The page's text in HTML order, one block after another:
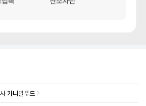
카니발푸드